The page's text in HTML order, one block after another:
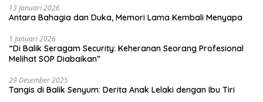
13 Januari 2026
Antara Bahagia dan Duka, Memori Lama Kembali Menyapa
1 Januari 2026
“Di Balik Seragam Security: Keheranan Seorang Profesional
Melihat SOP Diabaikan”
29 Desember 2025
Tangis di Balik Senyum: Derita Anak Lelaki dengan Ibu Tiri